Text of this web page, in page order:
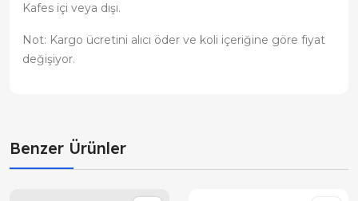
Kafes içi veya dışı.
Not: Kargo ücretini alıcı öder ve koli içeriğine göre fiyat
değişiyor.
Benzer Ürünler